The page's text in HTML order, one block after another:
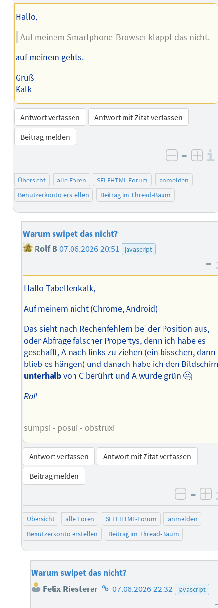
Hallo,
Auf meinem Smartphone-Browser klappt das nicht.
auf meinem gehts.
Gruß
Kalk
Antwort verfassen
Antwort mit Zitat verfassen
Beitrag melden
negativ
–
Übersicht alle Foren SELFHTML-Forum
anmelden
Benutzerkonto erstellen
Beitrag im Thread-Baum
Warum swipet das nicht?
Rolf B07.06.2026 20:51 javascript
–
Hallo Tabellenkalk,
Auf meinem nicht (Chrome, Android)
Das sieht nach Rechenfehlern bei der Position aus,
oder Abfrage falscher Propertys, denn ich habe es
geschafft, A nach links zu ziehen (ein bisschen, dann
blieb es hängen) und danach habe ich den
unterhalbvon C berührt und A wurde grün 🤔
Rolf
--
sumpsi - posui - obstruxi
Antwort verfassen
Antwort mit Zitat verfassen
Beitrag melden
–
Übersicht alle Foren SELFHTML-Forum
anmelden
Benutzerkonto erstellen
Beitrag im Thread-Baum
Warum swipet das nicht?
Felix Riesterer Homepage
07.06.2026 22:32 javascript